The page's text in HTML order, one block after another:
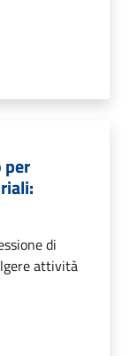
per
di
attività